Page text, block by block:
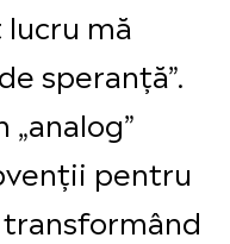
mă
speranță”.
pentru